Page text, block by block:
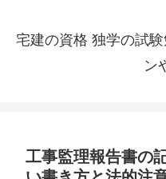
宅建の資格 独学の試
ン
工事監理報告書の